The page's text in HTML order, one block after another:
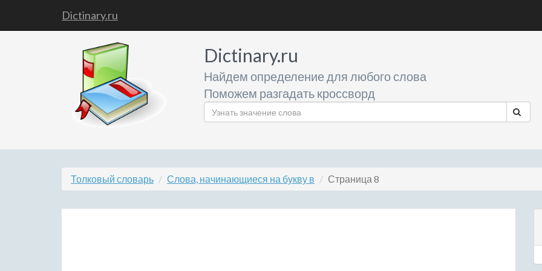
Dictinary.ru
Dictinary.ru
Найдем определение для любого слова
Поможем разгадать кроссворд
Толковый словарь Слова, начинающиеся на букву в Страница 8